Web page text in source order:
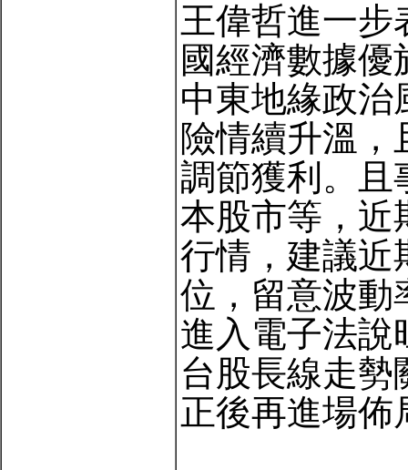
王偉哲進一步
國經濟數據
中東地緣政治
險情續升溫
調節獲利。且
本股市等，近
行情，建議近
位，留意波動
進入電子法說
台股長線走勢
正後再進場佈